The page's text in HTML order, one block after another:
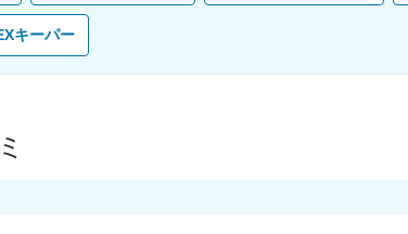
キーパー